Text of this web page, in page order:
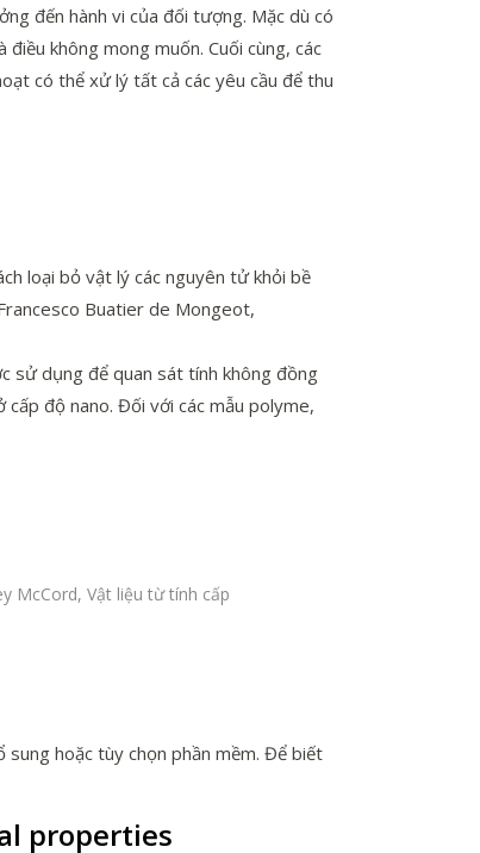
đến hành vi của đối tượng. Mặc dù có
không mong muốn. Cuối cùng, các
có thể xử lý tất cả các yêu cầu để thu
loại bỏ vật lý các nguyên tử khỏi bề
Buatier de Mongeot,
sử dụng để quan sát tính không đồng
độ nano. Đối với các mẫu polyme,
McCord, Vật liệu từ tính cấp
sung hoặc tùy chọn phần mềm. Để biết
properties